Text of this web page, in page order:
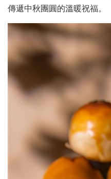
傳遞中秋團圓的溫暖祝福。